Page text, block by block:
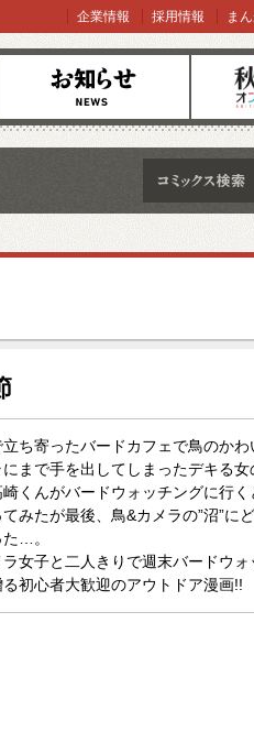
知らせ オンライ
企業情報 採用情報 ま
ち寄ったバードカフェで鳥のかわ
まで手を出してしまったデキる女
くんがバードウォッチングに行
みたが最後、鳥&カメラの”沼”に
…。
ラ女子と二人きりで週末バードウ
初心者大歓迎のアウトドア漫画!!